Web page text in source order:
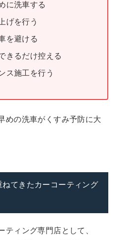
に洗車する
げを行う
を避ける
きるだけ控える
ス施工を行う
めの洗車がくすみ予防に大
てきたカーコーティング
ティング専門店として、